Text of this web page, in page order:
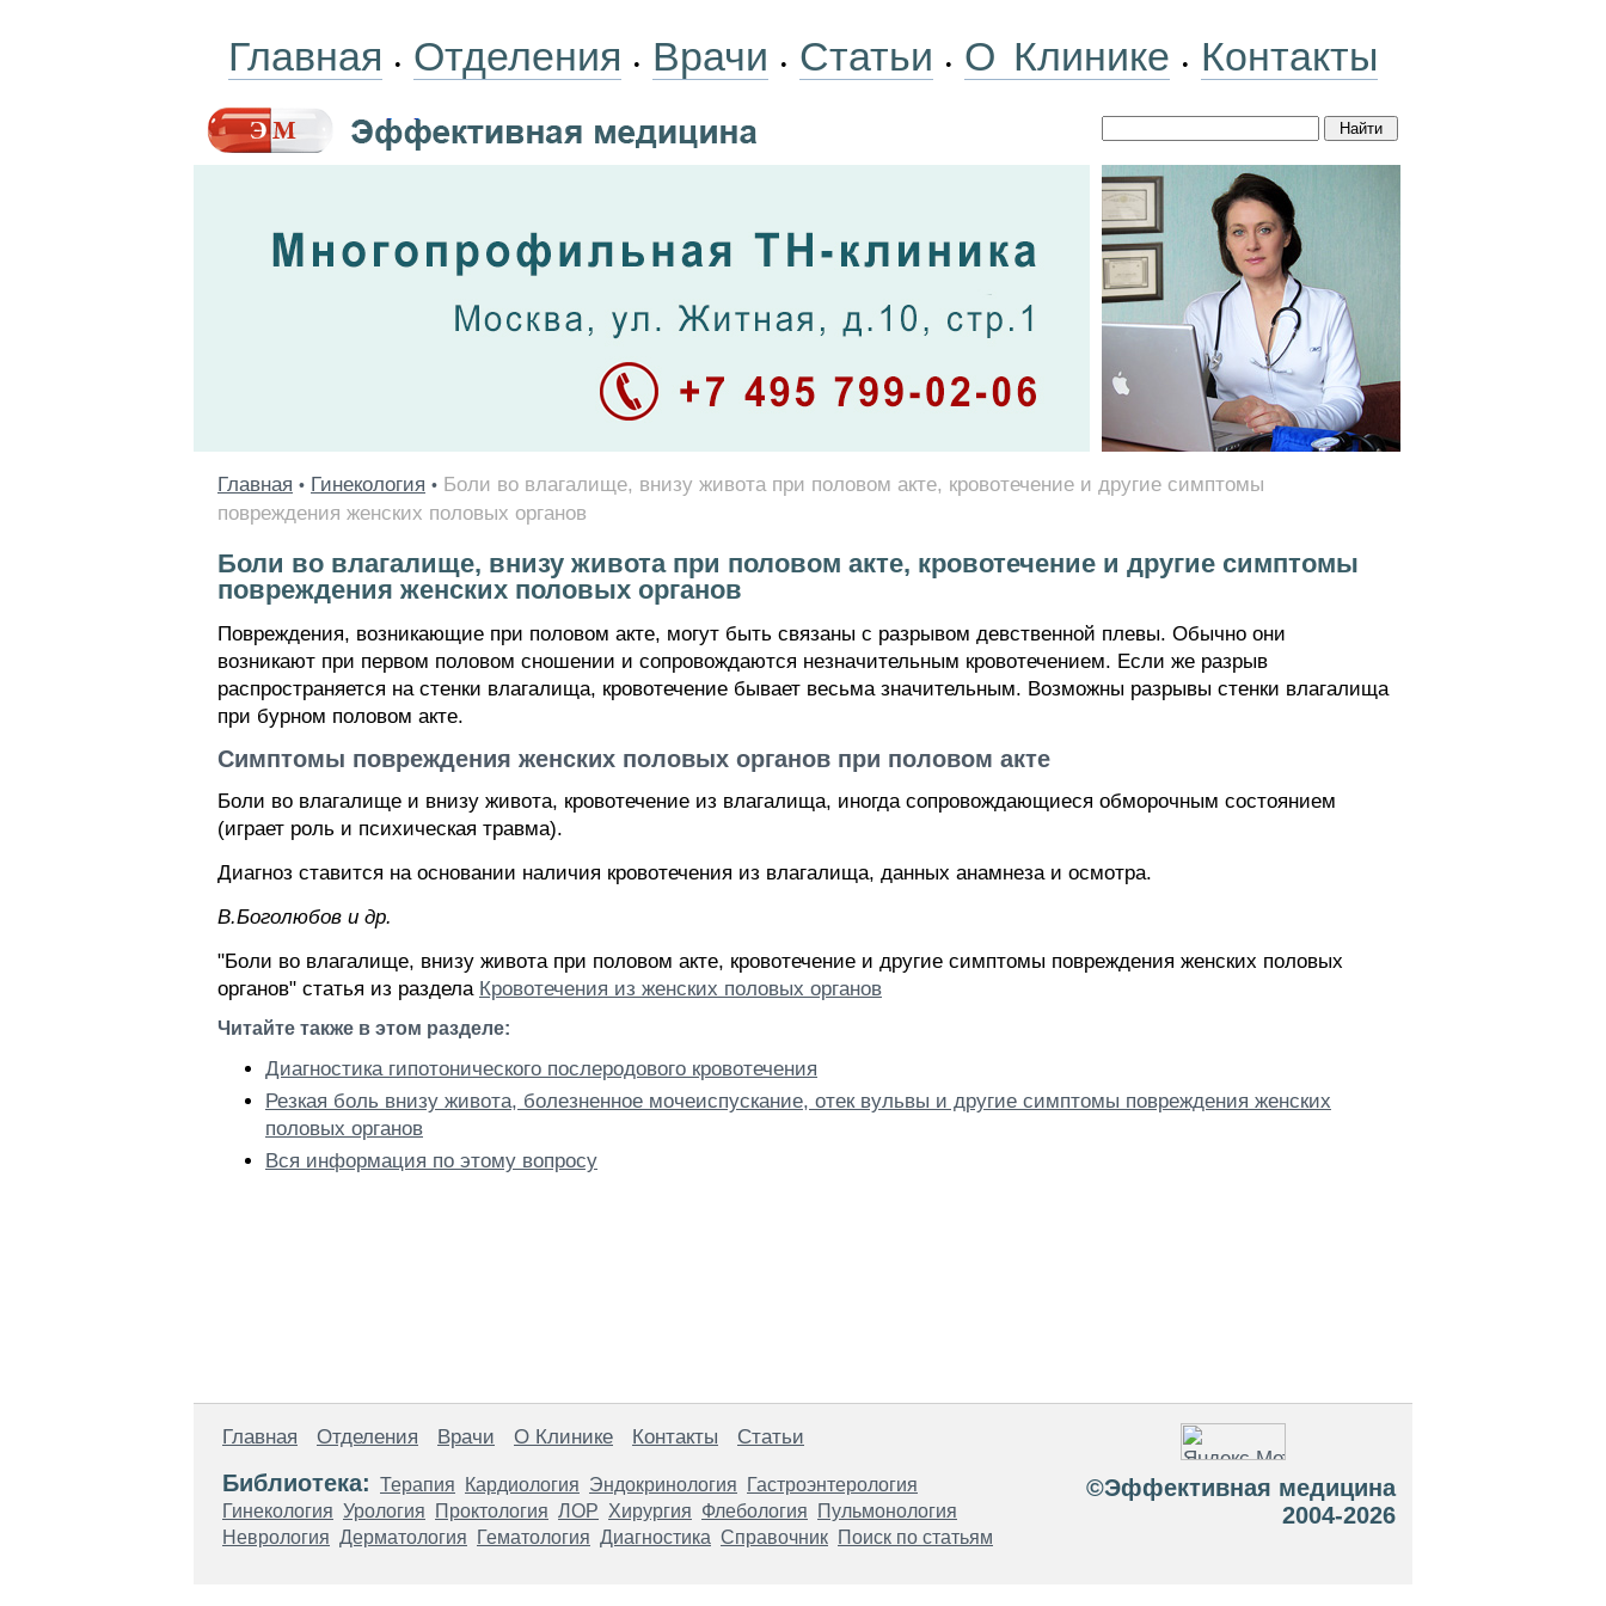
Главная • Отделения • Врачи • Статьи • О Клинике • Контакты
Главная • Гинекология • Боли во влагалище, внизу живота при половом акте, кровотечение и другие симптомы
повреждения женских половых органов
Боли во влагалище, внизу живота при половом акте, кровотечение и другие симптомы
повреждения женских половых органов
Повреждения, возникающие при половом акте, могут быть связаны с разрывом девственной плевы. Обычно они
возникают при первом половом сношении и сопровождаются незначительным кровотечением. Если же разрыв
распространяется на стенки влагалища, кровотечение бывает весьма значительным. Возможны разрывы стенки влагалища
при бурном половом акте.
Симптомы повреждения женских половых органов при половом акте
Боли во влагалище и внизу живота, кровотечение из влагалища, иногда сопровождающиеся обморочным состоянием
(играет роль и психическая травма).
Диагноз ставится на основании наличия кровотечения из влагалища, данных анамнеза и осмотра.
В.Боголюбов и др.
"Боли во влагалище, внизу живота при половом акте, кровотечение и другие симптомы повреждения женских половых
органов" статья из раздела Кровотечения из женских половых органов
Читайте также в этом разделе:
Диагностика гипотонического послеродового кровотечения
Резкая боль внизу живота, болезненное мочеиспускание, отек вульвы и другие симптомы повреждения женских
половых органов
Вся информация по этому вопросу
Главная Отделения Врачи О Клинике Контакты Статьи
Библиотека: Терапия Кардиология Эндокринология
Гастроэнтерология
Гинекология Урология Проктология ЛОР Хирургия Флебология
Пульмонология
Неврология Дерматология Гематология Диагностика Справочник Поиск по статьям
©Эффективная медицина
2004-2026